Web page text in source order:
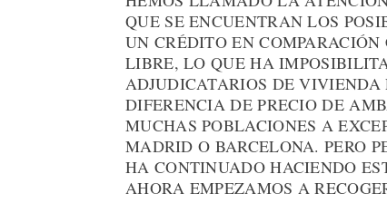
QUE SE ENCUENTRAN LOS
UN CRÉDITO EN
LIBRE, LO QUE HA
ADJUDICATARIOS DE VIVIENDA
DIFERENCIA DE PRECIO DE
MUCHAS POBLACIONES A
MADRID O BARCELONA. PERO
HA CONTINUADO HACIENDO
AHORA EMPEZAMOS A